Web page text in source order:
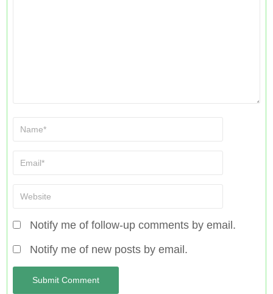
Notify me of follow-up comments by email.
Notify me of new posts by email.